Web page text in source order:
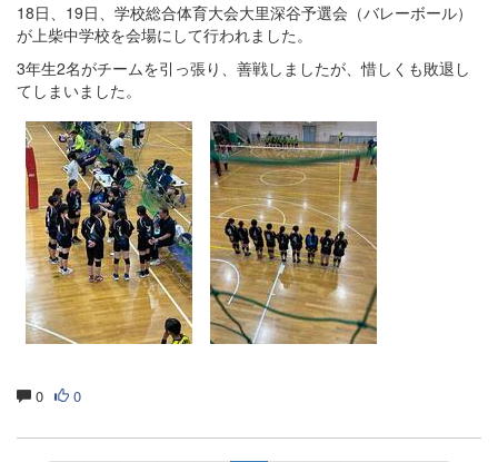
18日、19日、学校総合体育大会大里深谷予選会（バレーボール）
が上柴中学校を会場にして行われました。
3年生2名がチームを引っ張り、善戦しましたが、惜しくも敗退し
てしまいました。
0 0